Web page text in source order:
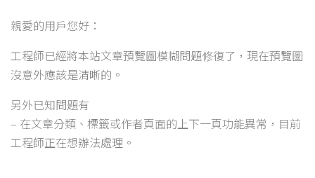
親愛的用戶您好：
工程師已經將本站文章預覽圖模糊問題修復了，現在預覽圖
沒意外應該是清晰的。
另外已知問題有
– 在文章分類、標籤或作者頁面的上下一頁功能異常，目前
工程師正在想辦法處理。